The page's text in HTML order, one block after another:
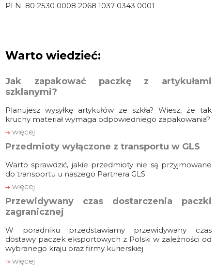
PLN 80 2530 0008 2068 1037 0343 0001
Warto wiedzieć:
Jak zapakować paczkę z artykułami
szklanymi?
Planujesz wysyłkę artykułów ze szkła? Wiesz, że tak
kruchy materiał wymaga odpowiedniego zapakowania?
więcej
Przedmioty wyłączone z transportu w GLS
Warto sprawdzić, jakie przedmioty nie są przyjmowane
do transportu u naszego Partnera GLS
więcej
Przewidywany czas dostarczenia paczki
zagranicznej
W poradniku przedstawiamy przewidywany czas
dostawy paczek eksportowych z Polski w zależności od
wybranego kraju oraz firmy kurierskiej
więcej